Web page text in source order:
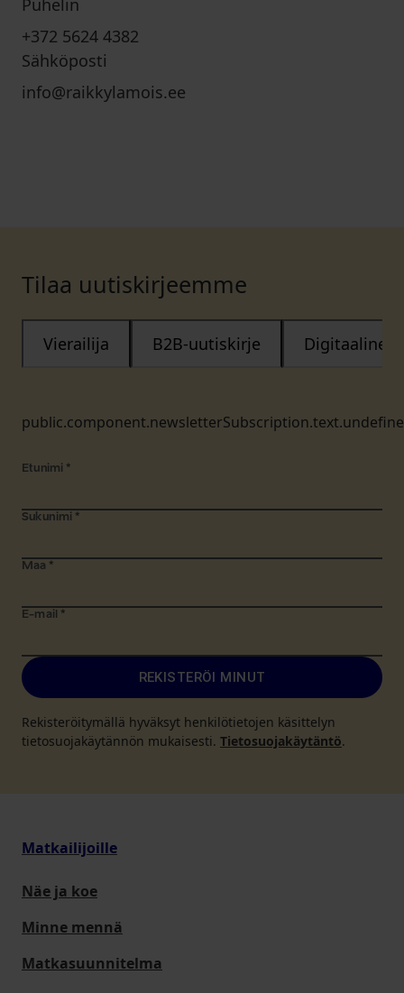
Puhelin
+372 5624 4382
Sähköposti
info@raikkylamois.ee
Tilaa uutiskirjeemme
Vierailija B2B-uutiskirje Digitaalinen
Etunimi *
Sukunimi *
Maa *
E-mail *
REKISTERÖI MINUT
Rekisteröitymällä hyväksyt henkilötietojen käsittelyn
tietosuojakäytännön mukaisesti. Tietosuojakäytäntö.
Matkailijoille
Näe ja koe
Minne mennä
Matkasuunnitelma